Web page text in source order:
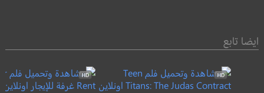
ايضا تابع